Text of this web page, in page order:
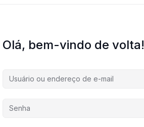
Olá, bem-vindo de volta!